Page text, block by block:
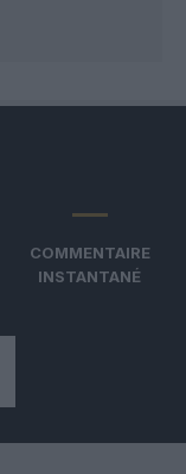
COMMENTAIRE
INSTANTANÉ